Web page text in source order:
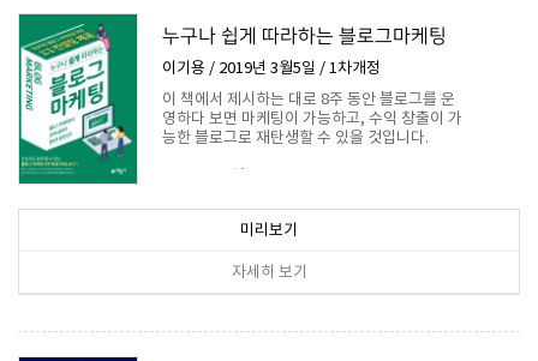
누구나 쉽게 따라하는 블로그마케팅
이기용 / 2019년 3월5일 / 1차개정
이 책에서 제시하는 대로 8주 동안 블로그를 운
영하다 보면 마케팅이 가능하고, 수익 창출이 가
능한 블로그로 재탄생할 수 있을 것입니다.
미리보기
자세히 보기